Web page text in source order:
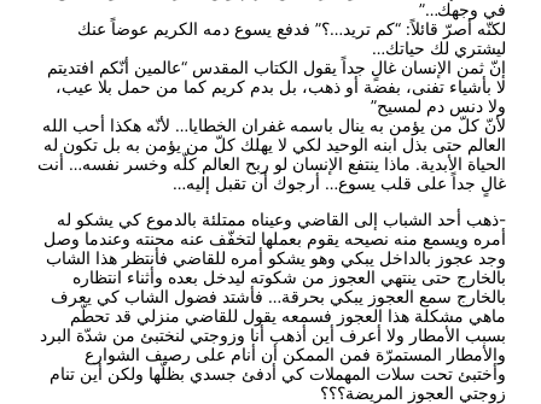
في وجهك…”
لكنّه أصرّ قائلاً: “كم تريد…؟” فدفع يسوع دمه الكريم عوضاً عنك
ليشتري لك حياتك…
إنّ ثمن الإنسان غالٍ جداً يقول الكتاب المقدس “عالمين أنّكم افتديتم
لا بأشياء تفنى، بفضة أو ذهب، بل بدم كريم كما من حمل بلا عيب،
ولا دنس دم لمسيح”
لأنّ كلّ من يؤمن به ينال باسمه غفران الخطايا… لأنّه هكذا أحب الله
العالم حتى بذل ابنه الوحيد لكي لا يهلك كلّ من يؤمن به بل تكون له
الحياة الأبدية. ماذا ينتفع الإنسان لو ربح العالم كلّه وخسر نفسه… أنت
غالٍ جداً على قلب يسوع… أرجوك أن تقبل إليه…
-ذهب أحد الشباب إلى القاضي وعيناه ممتلئة بالدموع كي يشكو له
أمره ويسمع منه نصيحه يقوم بعملها لتخفّف عنه محنته وعندما وصل
وجد عجوز بالداخل يبكي وهو يشكو أمره للقاضي فأنتظر هذا الشاب
بالخارج حتى ينتهي العجوز من شكوته ليدخل بعده وأثناء انتظاره
بالخارج سمع العجوز يبكي بحرقة… فأشتد فضول الشاب كي يعرف
ماهي مشكلة هذا العجوز فسمعه يقول للقاضي منزلي قد تحطّم
بسبب الأمطار ولا أعرف أين أذهب أنا وزوجتي لنختبئ من شدّة البرد
والأمطار المستمرّة فمن الممكن أن أنام على رصيف الشوارع
وأختبئ تحت سلات المهملات كي أدفئ جسدي بظلّها ولكن أين تنام
زوجتي العجوز المريضة؟؟؟